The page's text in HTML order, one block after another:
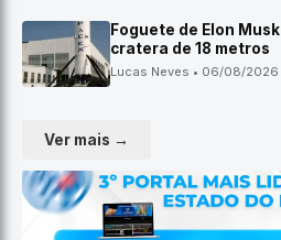
Foguete de Elon
cratera de 18 metros
Lucas Neves • 06/08/2026
Ver mais →